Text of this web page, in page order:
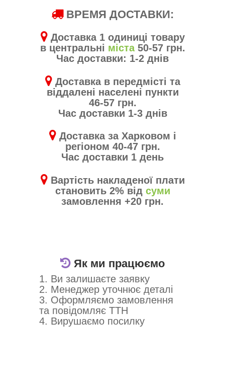
Як ми працюємо
1. Ви залишаєте заявку
2. Менеджер уточнює деталі
3. Оформляємо замовлення
та повідомляє ТТН
4. Вирушаємо посилку
ВРЕМЯ ДОСТАВКИ:
Доставка 1 одиниці товару
в центральні міста50-57 грн.
Час доставки: 1-2 днів
Доставка в передмісті та
віддалені населені пункти
46-57 грн.
Час доставки 1-3 днів
Доставка за Харковом і
регіоном 40-47 грн.
Час доставки 1 день
Вартість накладеної плати
становить 2% від суми
замовлення +20 грн.